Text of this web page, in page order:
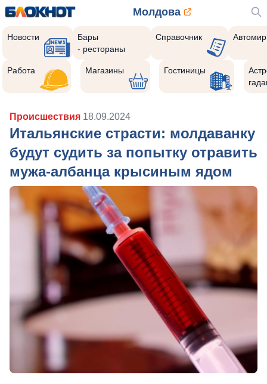
Молдова
Новости
Бары
- рестораны
Справочник Автомир
Работа Магазины Гостиницы
Происшествия 18.09.2024
Итальянские страсти: молдаванку
будут судить за попытку отравить
мужа-албанца крысиным ядом